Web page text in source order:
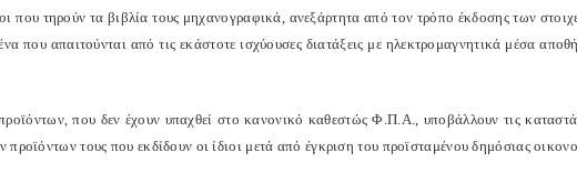
που τηρούν τα βιβλία τους μηχανογραφικά, ανεξάρτητα από τον τρόπο έκδοσης των
που απαιτούνται από τις εκάστοτε ισχύουσες διατάξεις με ηλεκτρομαγνητικά μέσα
που δεν έχουν υπαχθεί στο κανονικό καθεστώς Φ.Π.Α., υποβάλλουν τις
τους που εκδίδουν οι ίδιοι μετά από έγκριση του προϊσταμένου δημόσιας